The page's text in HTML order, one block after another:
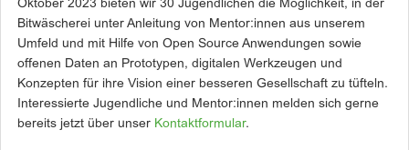
Oktober 2023 bieten wir 30 Jugendlichen die Möglichkeit, in der
Bitwäscherei unter Anleitung von Mentor:innen aus unserem
Umfeld und mit Hilfe von Open Source Anwendungen sowie
offenen Daten an Prototypen, digitalen Werkzeugen und
Konzepten für ihre Vision einer besseren Gesellschaft zu tüfteln.
Interessierte Jugendliche und Mentor:innen melden sich gerne
bereits jetzt über unser Kontaktformular.